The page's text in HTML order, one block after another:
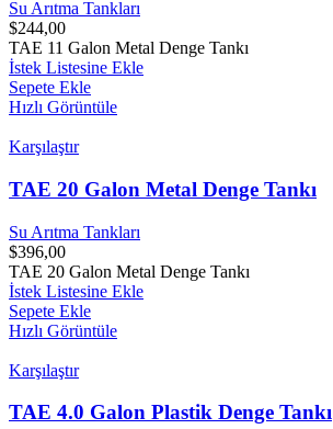
Su Arıtma Tankları
$244,00
TAE 11 Galon Metal Denge Tankı
İstek Listesine Ekle
Sepete Ekle
Hızlı Görüntüle
Karşılaştır
TAE 20 Galon Metal Denge Tankı
Su Arıtma Tankları
$396,00
TAE 20 Galon Metal Denge Tankı
İstek Listesine Ekle
Sepete Ekle
Hızlı Görüntüle
Karşılaştır
TAE 4.0 Galon Plastik Denge Tankı